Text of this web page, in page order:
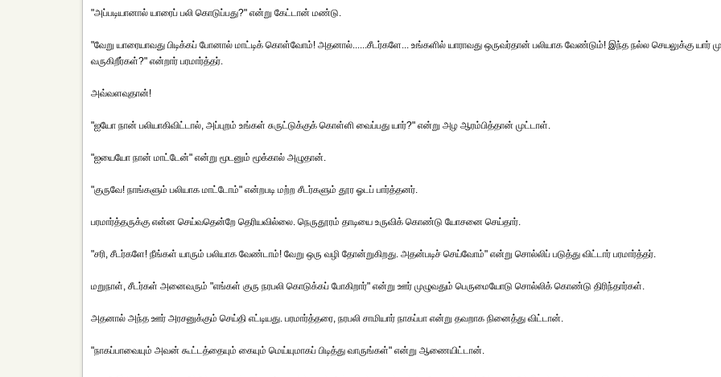
"அப்படியானால் யாரைப் பலி கொடுப்பது?" என்று கேட்டான் மண்டு.
"வேறு யாரையாவது பிடிக்கப் போனால் மாட்டிக் கொள்வோம்! அதனால்......சீடர்களே... உங்களில் யாராவது ஒருவர்தான் பலியாக வேண்டும்! இந்த நல்ல செயலுக்கு யார்
வருகிறீர்கள்?" என்றார் பரமார்த்தர்.
அவ்வளவுதான்!
"ஐயோ நான் பலியாகிவிட்டால், அப்புறம் உங்கள் சுருட்டுக்குக் கொள்ளி வைப்பது யார்?" என்று அழ ஆரம்பித்தான் முட்டாள்.
"ஐயையோ நான் மாட்டேன்" என்று மூடனும் மூக்கால் அழுதான்.
"குருவே! நாங்களும் பலியாக மாட்டோம்" என்றபடி மற்ற சீடர்களும் தூர ஓடப் பார்த்தனர்.
பரமார்த்தருக்கு என்ன செய்வதென்றே தெரியவில்லை. நெருதூரம் தாடியை உருவிக் கொண்டு யோசனை செய்தார்.
"சரி, சீடர்களே! நீங்கள் யாரும் பலியாக வேண்டாம்! வேறு ஒரு வழி தோன்றுகிறது. அதன்படிச் செய்வோம்" என்று சொல்லிப் படுத்து விட்டார் பரமார்த்தர்.
மறுநாள், சீடர்கள் அனைவரும் "எங்கள் குரு நரபலி கொடுக்கப் போகிறார்" என்று ஊர் முழுவதும் பெருமையோடு சொல்லிக் கொண்டு திரிந்தார்கள்.
அதனால் அந்த ஊர் அரசனுக்கும் செய்தி எட்டியது. பரமார்த்தரை, நரபலி சாமியார் நாகப்பா என்று தவறாக நினைத்து விட்டான்.
"நாகப்பாவையும் அவன் கூட்டத்தையும் கையும் மெய்யுமாகப் பிடித்து வாருங்கள்" என்று ஆணையிட்டான்.